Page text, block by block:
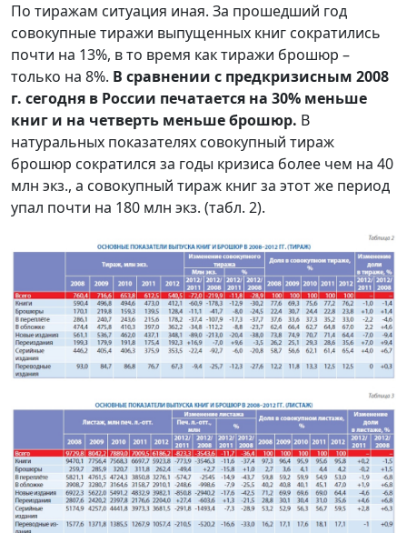
По тиражам ситуация иная. За прошедший год
совокупные тиражи выпущенных книг сократились
почти на 13%, в то время как тиражи брошюр –
только на 8%. В сравнении с предкризисным 2008
г. сегодня в России печатается на 30% меньше
книг и на четверть меньше брошюр. В
натуральных показателях совокупный тираж
брошюр сократился за годы кризиса более чем на 40
млн экз., а совокупный тираж книг за этот же период
упал почти на 180 млн экз. (табл. 2).